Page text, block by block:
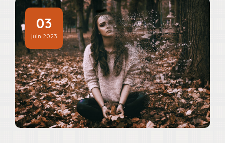
03
juin 2023